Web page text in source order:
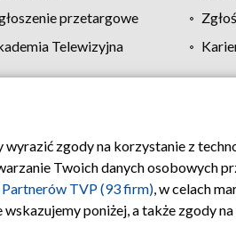
przetargowe
Telewizyjna
TVP Polityka prywatności
zgody na korzystanie z
Twoich danych osobowych
Partnerów TVP (93 firm), w celach
poniżej, a także zgody